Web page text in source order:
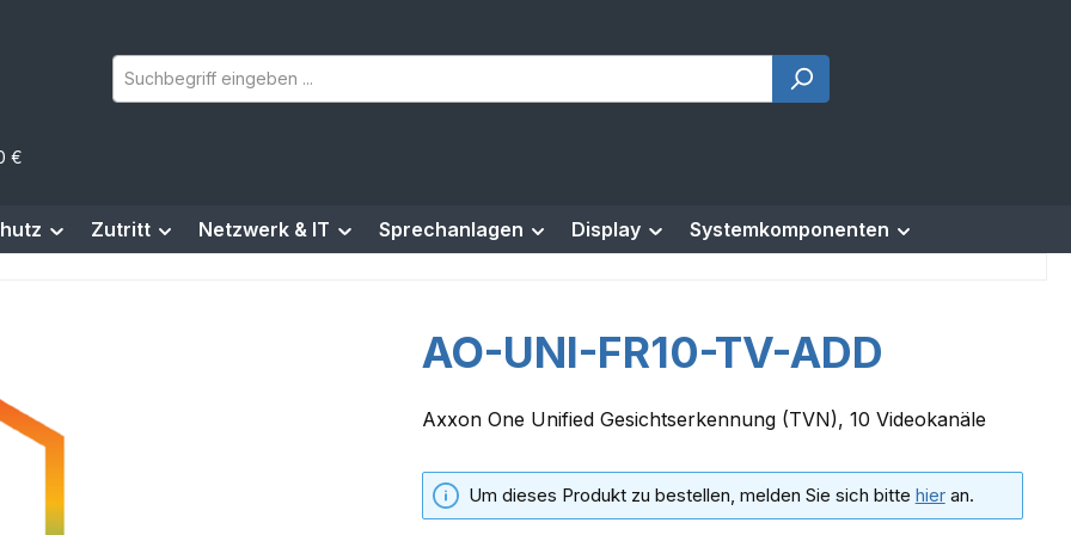
€
Zutritt Netzwerk & IT Sprechanlagen Display Systemkomponenten
AO-UNI-FR10-TV-ADD
Axxon One Unified Gesichtserkennung (TVN), 10 Videokanäle
Um dieses Produkt zu bestellen, melden Sie sich bitte hieran.